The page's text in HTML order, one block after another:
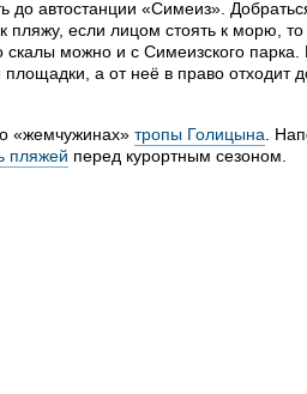
до автостанции «Симеиз».
пляжу, если лицом стоять к морю,
скалы можно и с Симеизского
а от неё в право отходит
«жемчужинах» тропы Голицына.
пляжей перед курортным сезоном.